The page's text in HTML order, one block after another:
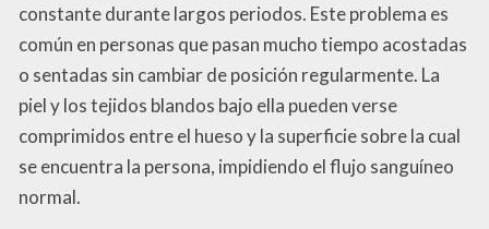
constante durante largos periodos. Este problema es
común en personas que pasan mucho tiempo acostadas
o sentadas sin cambiar de posición regularmente. La
piel y los tejidos blandos bajo ella pueden verse
comprimidos entre el hueso y la superficie sobre la cual
se encuentra la persona, impidiendo el flujo sanguíneo
normal.